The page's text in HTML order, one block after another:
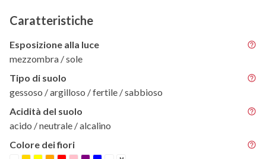
Caratteristiche
Esposizione alla luce
mezzombra / sole
Tipo di suolo
gessoso / argilloso / fertile / sabbioso
Acidità del suolo
acido / neutrale / alcalino
Colore dei fiori